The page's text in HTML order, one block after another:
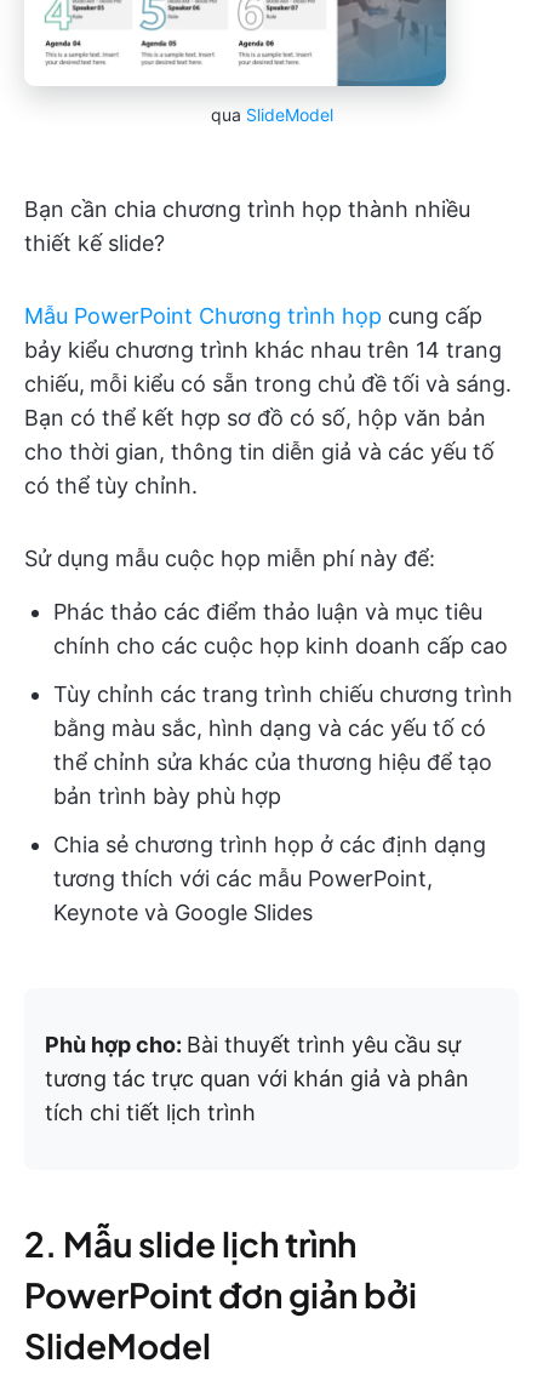
qua SlideModel
Bạn cần chia chương trình họp thành nhiều
thiết kế slide?
Mẫu PowerPoint Chương trình họp cung cấp
bảy kiểu chương trình khác nhau trên 14 trang
chiếu, mỗi kiểu có sẵn trong chủ đề tối và sáng.
Bạn có thể kết hợp sơ đồ có số, hộp văn bản
cho thời gian, thông tin diễn giả và các yếu tố
có thể tùy chỉnh.
Sử dụng mẫu cuộc họp miễn phí này để:
Phác thảo các điểm thảo luận và mục tiêu
chính cho các cuộc họp kinh doanh cấp cao
Tùy chỉnh các trang trình chiếu chương trình
bằng màu sắc, hình dạng và các yếu tố có
thể chỉnh sửa khác của thương hiệu để tạo
bản trình bày phù hợp
Chia sẻ chương trình họp ở các định dạng
tương thích với các mẫu PowerPoint,
Keynote và Google Slides
Phù hợp cho: Bài thuyết trình yêu cầu sự
tương tác trực quan với khán giả và phân
tích chi tiết lịch trình
2. Mẫu slide lịch trình
PowerPoint đơn giản bởi
SlideModel